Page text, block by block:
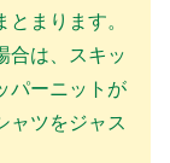
まります。
合は、スキッ
パーニットが
ャツをジャス